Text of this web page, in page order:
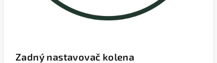
Zadný nastavovač kolena